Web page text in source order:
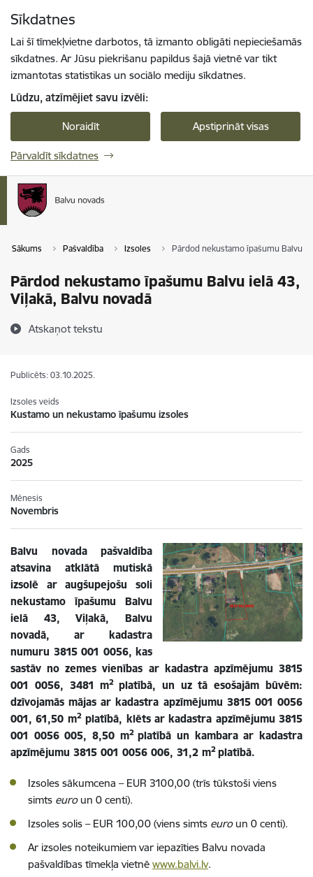
Sīkdatnes
Lai šī tīmekļvietne darbotos, tā izmanto obligāti nepieciešamās
sīkdatnes. Ar Jūsu piekrišanu papildus šajā vietnē var tikt
izmantotas statistikas un sociālo mediju sīkdatnes.
Lūdzu, atzīmējiet savu izvēli:
Noraidīt Apstiprināt visas
Pārvaldīt sīkdatnes
Sākums Pašvaldība Izsoles Pārdod nekustamo īpašumu Balvu
Pārdod nekustamo īpašumu Balvu ielā 43,
Viļakā, Balvu novadā
Atskaņot tekstu
Publicēts: 03.10.2025.
Izsoles veids
Kustamo un nekustamo īpašumu izsoles
Gads
2025
Mēnesis
Novembris
Balvu novada pašvaldība
atsavina atklātā mutiskā
izsolē ar augšupejošu soli
nekustamo īpašumu Balvu
ielā 43, Viļakā, Balvu
novadā, ar kadastra
numuru 3815 001 0056, kas
sastāv no zemes vienības ar kadastra apzīmējumu 3815
001 0056, 3481 m2platībā, un uz tā esošajām būvēm:
dzīvojamās mājas ar kadastra apzīmējumu 3815 001 0056
001, 61,50 m2platībā, klēts ar kadastra apzīmējumu 3815
001 0056 005, 8,50 m2platībā un kambara ar kadastra
apzīmējumu 3815 001 0056 006, 31,2 m2 platībā.
Izsoles sākumcena – EUR 3100,00 (trīs tūkstoši viens
simts euroun 0 centi).
Izsoles solis – EUR 100,00 (viens simts euroun 0 centi).
Ar izsoles noteikumiem var iepazīties Balvu novada
pašvaldības tīmekļa vietnē www.balvi.lv.